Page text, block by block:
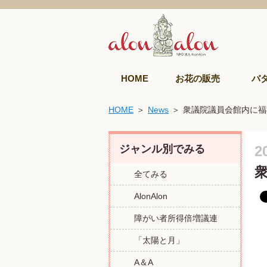
HOME お花の販売 バ
HOME News 衆議院議員会館内に
ジャンル別でみる
全てみる
AlonAlon
障がい者所得倍増議連
「太陽と月」
A＆A